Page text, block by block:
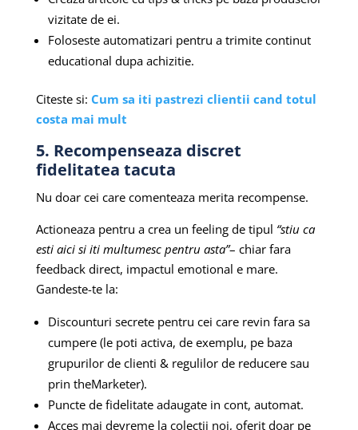
vizitate de ei.
Foloseste automatizari pentru a trimite continut
educational dupa achizitie.
Citeste si: Cum sa iti pastrezi clientii cand totul
costa mai mult
5. Recompenseaza discret
fidelitatea tacuta
Nu doar cei care comenteaza merita recompense.
Actioneaza pentru a crea un feeling de tipul “stiu ca
esti aici si iti multumesc pentru asta”– chiar fara
feedback direct, impactul emotional e mare.
Gandeste-te la:
Discounturi secrete pentru cei care revin fara sa
cumpere (le poti activa, de exemplu, pe baza
grupurilor de clienti & regulilor de reducere sau
prin theMarketer).
Puncte de fidelitate adaugate in cont, automat.
Acces mai devreme la colectii noi, oferit doar pe